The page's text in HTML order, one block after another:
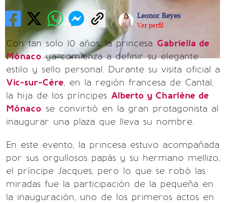
Leonor Reyes
Ver perfil
Con tan solo 10 años, la princesa Gabriella de
Mónacoya comienza a definir su elegante
estilo y sello personal. Durante su visita oficial a
Vic-sur-Cère, en la región francesa de Cantal,
la hija de los príncipes Alberto y Charlène de
Mónaco se convirtió en la gran protagonista al
inaugurar una plaza que lleva su nombre.
En este evento, la princesa estuvo acompañada
por sus orgullosos papás y su hermano mellizo,
el príncipe Jacques, pero lo que se robó las
miradas fue la participación de la pequeña en
la inauguración, uno de los primeros actos en